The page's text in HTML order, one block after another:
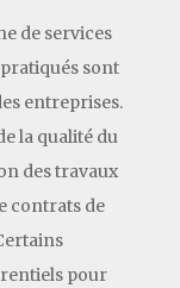
de services
sont
entreprises.
la qualité du
des travaux
contrats de
pour